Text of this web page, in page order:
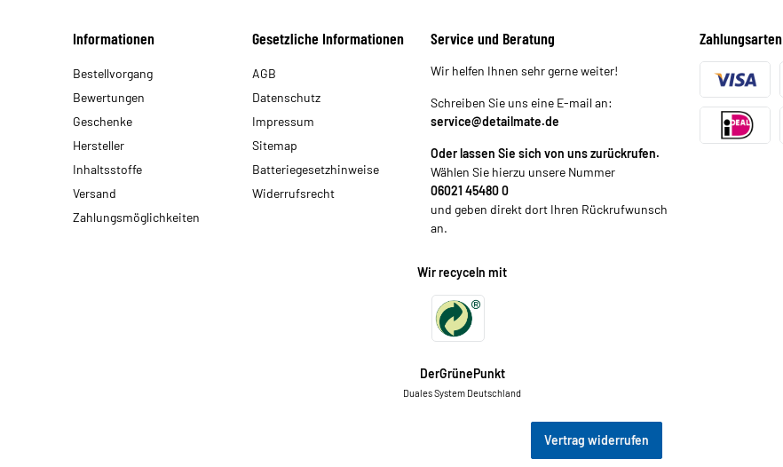
Informationen
Bestellvorgang
Bewertungen
Geschenke
Hersteller
Inhaltsstoffe
Versand
Zahlungsmöglichkeiten
Gesetzliche Informationen
AGB
Datenschutz
Impressum
Sitemap
Batteriegesetzhinweise
Widerrufsrecht
Service und Beratung
Wir helfen Ihnen sehr gerne weiter!
Schreiben Sie uns eine E-mail an:
service@detailmate.de
Oder lassen Sie sich von uns zurückrufen.
Wählen Sie hierzu unsere Nummer
06021 45480 0
und geben direkt dort Ihren Rückrufwunsch
an.
Zahlungsarten
Wir recyceln mit
DerGrünePunkt
Duales System Deutschland
Vertrag widerrufen